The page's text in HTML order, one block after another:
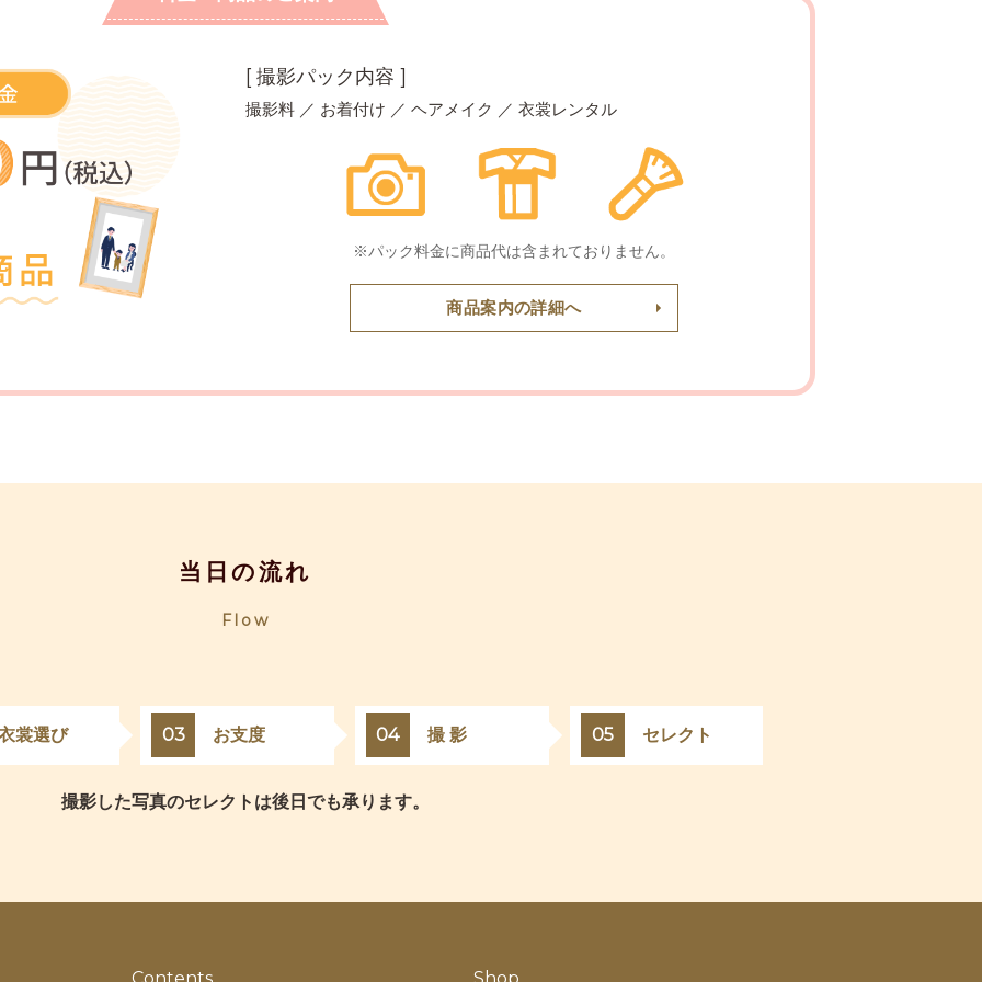
[ 撮影パック内容 ]
撮影料 ／ お着付け ／ ヘアメイク ／ 衣裳レンタル
※パック料金に商品代は含まれておりません。
商品案内の詳細へ
当日の流れ
Flow
裳選び 03 お支度 04 撮 影 05 セレクト
撮影した写真のセレクトは後日でも承ります。